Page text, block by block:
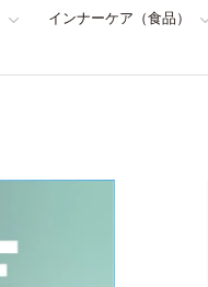
インナーケア（食品）